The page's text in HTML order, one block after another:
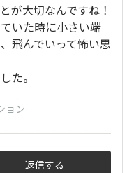
が大切なんですね！
いた時に小さい端
飛んでいって怖い思
た。
ョン
返信する